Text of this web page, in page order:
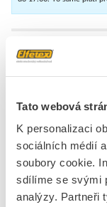
Tato webová
K personalizaci
sociálních médií
soubory cookie.
sdílíme se svými
analýzy. Partneři
Nástěnná
jistících prvků.
bíle dveře, bez
Značka
Malé rozvaděče
Způsob montáže
Počet řad